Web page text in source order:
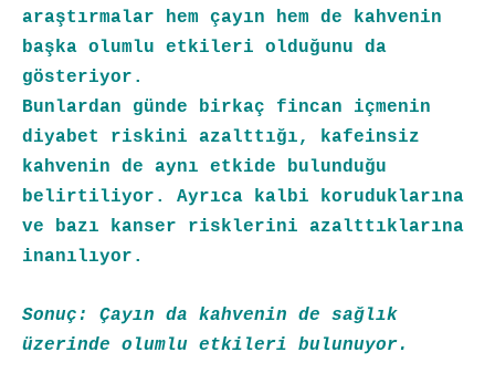
araştırmalar hem çayın hem de kahvenin
başka olumlu etkileri olduğunu da
gösteriyor.
Bunlardan günde birkaç fincan içmenin
diyabet riskini azalttığı, kafeinsiz
kahvenin de aynı etkide bulunduğu
belirtiliyor. Ayrıca kalbi koruduklarına
ve bazı kanser risklerini azalttıklarına
inanılıyor.
Sonuç: Çayın da kahvenin de sağlık
üzerinde olumlu etkileri bulunuyor.